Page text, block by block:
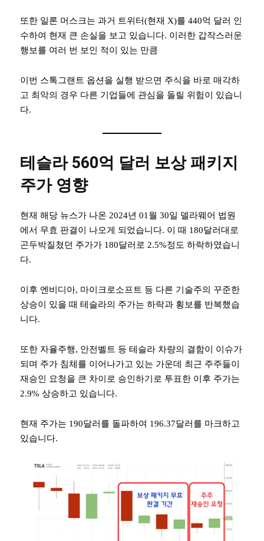
또한 일론 머스크는 과거 트위터(현재 X)를 440억 달러 인
수하여 현재 큰 손실을 보고 있습니다. 이러한 갑작스러운
행보를 여러 번 보인 적이 있는 만큼
이번 스톡그랜트 옵션을 실행 받으면 주식을 바로 매각하
고 최악의 경우 다른 기업들에 관심을 돌릴 위험이 있습니
다.
테슬라 560억 달러 보상 패키지
주가 영향
현재 해당 뉴스가 나온 2024년 01월 30일 델라웨어 법원
에서 무효 판결이 나오게 되었습니다. 이 때 180달러대로
곤두박질쳤던 주가가 180달러로 2.5%정도 하락하였습니
다.
이후 엔비디아, 마이크로소프트 등 다른 기술주의 꾸준한
상승이 있을 때 테슬라의 주가는 하락과 횡보를 반복했습
니다.
또한 자율주행, 안전벨트 등 테슬라 차량의 결함이 이슈가
되며 주가 침체를 이어나가고 있는 가운데 최근 주주들이
재승인 요청을 큰 차이로 승인하기로 투표한 이후 주가는
2.9% 상승하고 있습니다.
현재 주가는 190달러를 돌파하여 196.37달러를 마크하고
있습니다.